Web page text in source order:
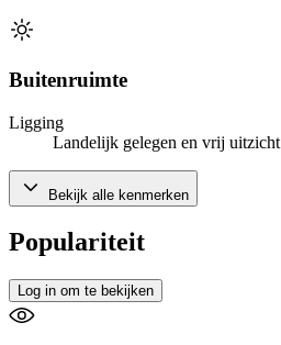
Buitenruimte
Ligging
Landelijk gelegen en vrij uitzicht
Bekijk alle kenmerken
Populariteit
Log in om te bekijken